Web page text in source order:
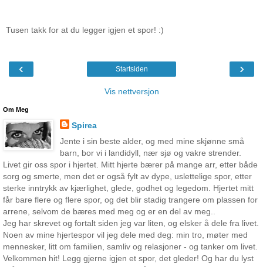
Tusen takk for at du legger igjen et spor! :)
‹ ›
Startsiden
Vis nettversjon
Om Meg
Spirea
Jente i sin beste alder, og med mine skjønne små
barn, bor vi i landidyll, nær sjø og vakre strender.
Livet gir oss spor i hjertet. Mitt hjerte bærer på mange arr, etter både
sorg og smerte, men det er også fylt av dype, uslettelige spor, etter
sterke inntrykk av kjærlighet, glede, godhet og legedom. Hjertet mitt
får bare flere og flere spor, og det blir stadig trangere om plassen for
arrene, selvom de bæres med meg og er en del av meg..
Jeg har skrevet og fortalt siden jeg var liten, og elsker å dele fra livet.
Noen av mine hjertespor vil jeg dele med deg: min tro, møter med
mennesker, litt om familien, samliv og relasjoner - og tanker om livet.
Velkommen hit! Legg gjerne igjen et spor, det gleder! Og har du lyst